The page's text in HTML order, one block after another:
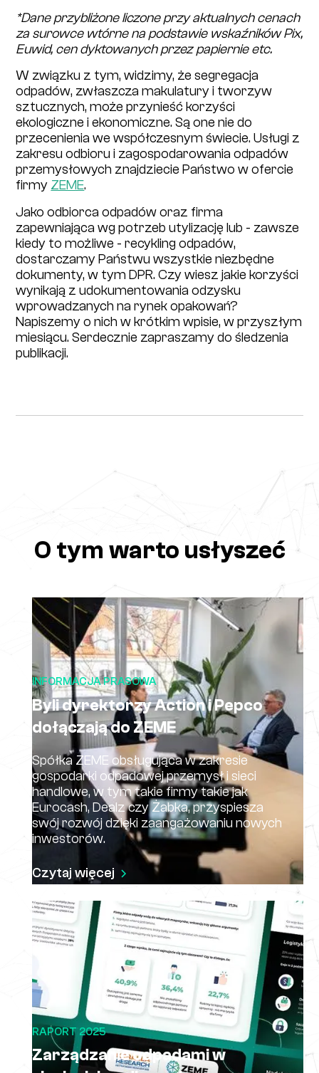
*Dane przybliżone liczone przy aktualnych cenach
za surowce wtórne na podstawie wskaźników Pix,
Euwid, cen dyktowanych przez papiernie etc.
W związku z tym, widzimy, że segregacja
odpadów, zwłaszcza makulatury i tworzyw
sztucznych, może przynieść korzyści
ekologiczne i ekonomiczne. Są one nie do
przecenienia we współczesnym świecie. Usługi z
zakresu odbioru i zagospodarowania odpadów
przemysłowych znajdziecie Państwo w ofercie
firmy ZEME.
Jako odbiorca odpadów oraz firma
zapewniająca wg potrzeb utylizację lub - zawsze
kiedy to możliwe - recykling odpadów,
dostarczamy Państwu wszystkie niezbędne
dokumenty, w tym DPR. Czy wiesz jakie korzyści
wynikają z udokumentowania odzysku
wprowadzanych na rynek opakowań?
Napiszemy o nich w krótkim wpisie, w przyszłym
miesiącu. Serdecznie zapraszamy do śledzenia
publikacji.
O tym warto usłyszeć
INFORMACJA PRASOWA
Byli dyrektorzy Action i Pepco
dołączają do ZEME
Spółka ZEME obsługująca w zakresie
gospodarki odpadowej przemysł i sieci
handlowe, w tym takie firmy takie jak
Eurocash, Dealz czy Żabka, przyspiesza
swój rozwój dzięki zaangażowaniu nowych
inwestorów.
Czytaj więcej
RAPORT 2025
Zarządzanie odpadami w